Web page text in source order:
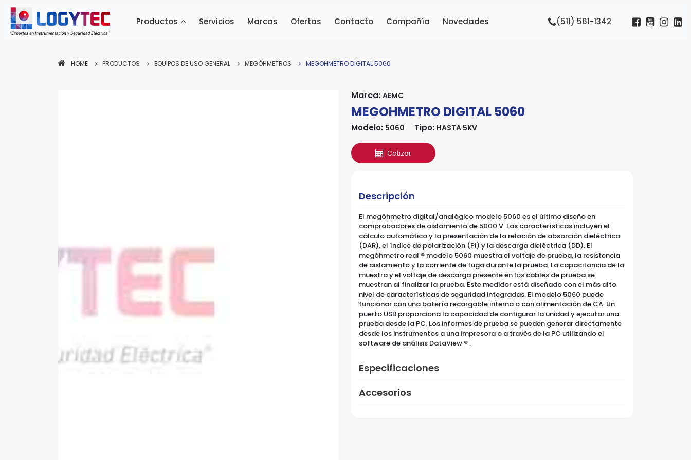
Productos Servicios Marcas Ofertas Contacto Compañía Novedades (511) 561-1342
HOME PRODUCTOS EQUIPOS DE USO GENERAL MEGÓHMETROS MEGOHMETRO DIGITAL 5060
Marca: AEMC
MEGOHMETRO DIGITAL 5060
Modelo: 5060 Tipo: HASTA 5KV
Cotizar
Descripción
El megóhmetro digital/analógico modelo 5060 es el último diseño en
comprobadores de aislamiento de 5000 V. Las características incluyen el
cálculo automático y la presentación de la relación de absorción dieléctrica
(DAR), el índice de polarización (PI) y la descarga dieléctrica (DD). El
megóhmetro real ® modelo 5060 muestra el voltaje de prueba, la resistencia
de aislamiento y la corriente de fuga durante la prueba. La capacitancia de la
muestra y el voltaje de descarga presente en los cables de prueba se
muestran al finalizar la prueba. Este medidor está diseñado con el más alto
nivel de características de seguridad integradas. El modelo 5060 puede
funcionar con una batería recargable interna o con alimentación de CA. Un
puerto USB proporciona la capacidad de configurar la unidad y ejecutar una
prueba desde la PC. Los informes de prueba se pueden generar directamente
desde los instrumentos a una impresora o a través de la PC utilizando el
software de análisis DataView ® .
Especificaciones
Accesorios